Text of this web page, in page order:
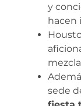
y
hacen
sede